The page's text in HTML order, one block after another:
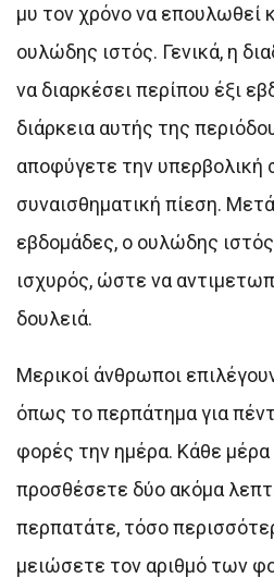
μυ τον χρόνο να επουλωθεί
ουλώδης ιστός. Γενικά, η
να διαρκέσει περίπου έξι
διάρκεια αυτής της
αποφύγετε την υπερβολική
συναισθηματική πίεση.
εβδομάδες, ο ουλώδης
ισχυρός, ώστε να
δουλειά.
Μερικοί άνθρωποι
όπως το περπάτημα για
φορές την ημέρα. Κάθε μέρα
προσθέσετε δύο ακόμα
περπατάτε, τόσο
μειώσετε τον αριθμό των